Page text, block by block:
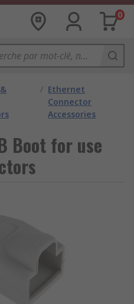
0
/ Ethernet
Connector
Accessories
Boot for use